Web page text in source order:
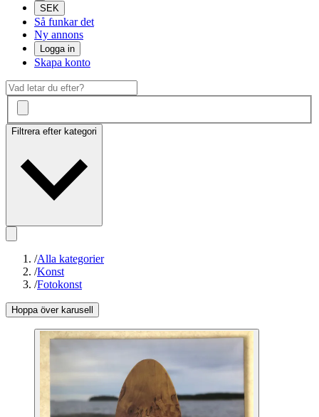
SEK
Så funkar det
Ny annons
Logga in
Skapa konto
Filtrera efter kategori
/Alla kategorier
/Konst
/Fotokonst
Hoppa över karusell